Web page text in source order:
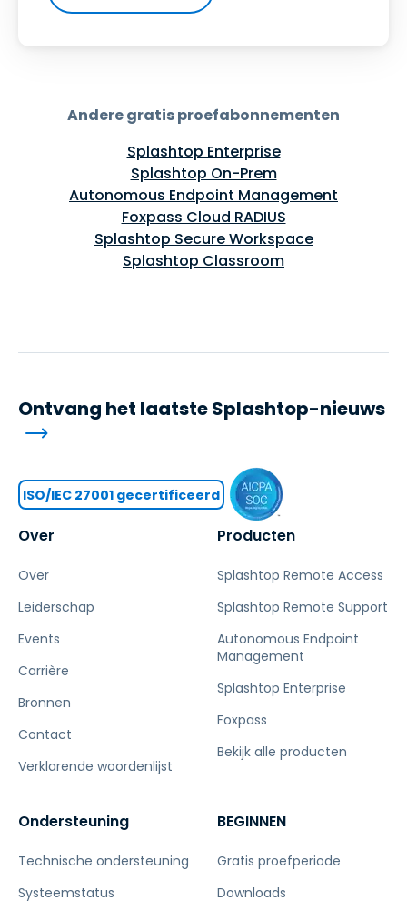
Andere gratis proefabonnementen
Splashtop Enterprise
Splashtop On-Prem
Autonomous Endpoint Management
Foxpass Cloud RADIUS
Splashtop Secure Workspace
Splashtop Classroom
Over
Over
Leiderschap
Events
Carrière
Bronnen
Contact
Verklarende woordenlijst
Producten
Splashtop Remote Access
Splashtop Remote Support
Autonomous Endpoint
Management
Splashtop Enterprise
Foxpass
Bekijk alle producten
Ondersteuning
Technische ondersteuning
Systeemstatus
BEGINNEN
Gratis proefperiode
Downloads
Ontvang het laatste Splashtop-nieuws
ISO/IEC 27001 gecertificeerd